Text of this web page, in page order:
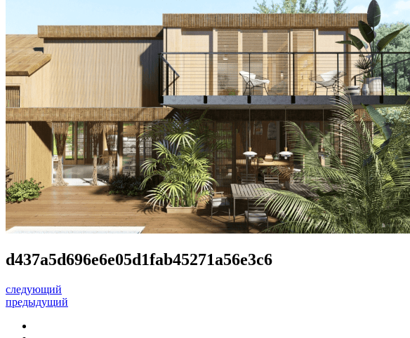
d437a5d696e6e05d1fab45271a56e3c6
следующий
предыдущий